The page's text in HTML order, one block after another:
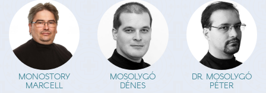
MONOSTORY
MARCELL
MOSOLYGÓ
DÉNES
DR. MOSOLYGÓ
PÉTER